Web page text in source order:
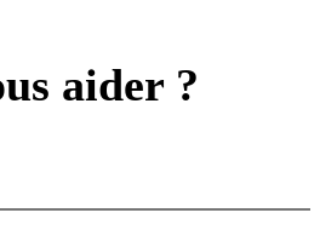
aider ?